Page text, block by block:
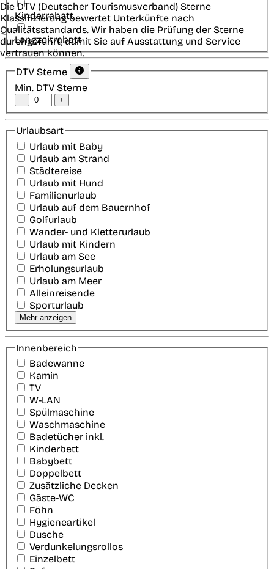
Kinderrabatt
Langzeitrabatt
DTV Sterne
Min. DTV Sterne
− +
Die DTV (Deutscher Tourismusverband) Sterne
Klassifizierung bewertet Unterkünfte nach
Qualitätsstandards. Wir haben die Prüfung der Sterne
durchgeführt, damit Sie auf Ausstattung und Service
vertrauen können.
Urlaubsart
Urlaub mit Baby
Urlaub am Strand
Städtereise
Urlaub mit Hund
Familienurlaub
Urlaub auf dem Bauernhof
Golfurlaub
Wander- und Kletterurlaub
Urlaub mit Kindern
Urlaub am See
Erholungsurlaub
Urlaub am Meer
Alleinreisende
Sporturlaub
Mehr anzeigen
Innenbereich
Badewanne
Kamin
TV
W-LAN
Spülmaschine
Waschmaschine
Badetücher inkl.
Kinderbett
Babybett
Doppelbett
Zusätzliche Decken
Gäste-WC
Föhn
Hygieneartikel
Dusche
Verdunkelungsrollos
Einzelbett